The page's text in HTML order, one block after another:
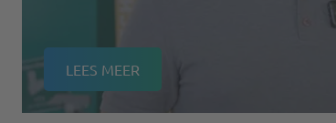
LEES MEER